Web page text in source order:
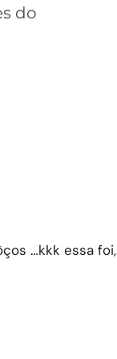
do
…kkk essa